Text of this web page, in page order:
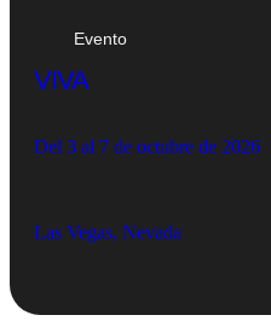
Evento
VIVA
Del 3 al 7 de octubre de 2026
Las Vegas, Nevada